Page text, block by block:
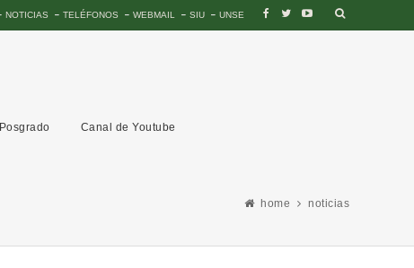
NOTICIAS TELÉFONOS WEBMAIL SIU UNSE
Posgrado Canal de Youtube
home noticias